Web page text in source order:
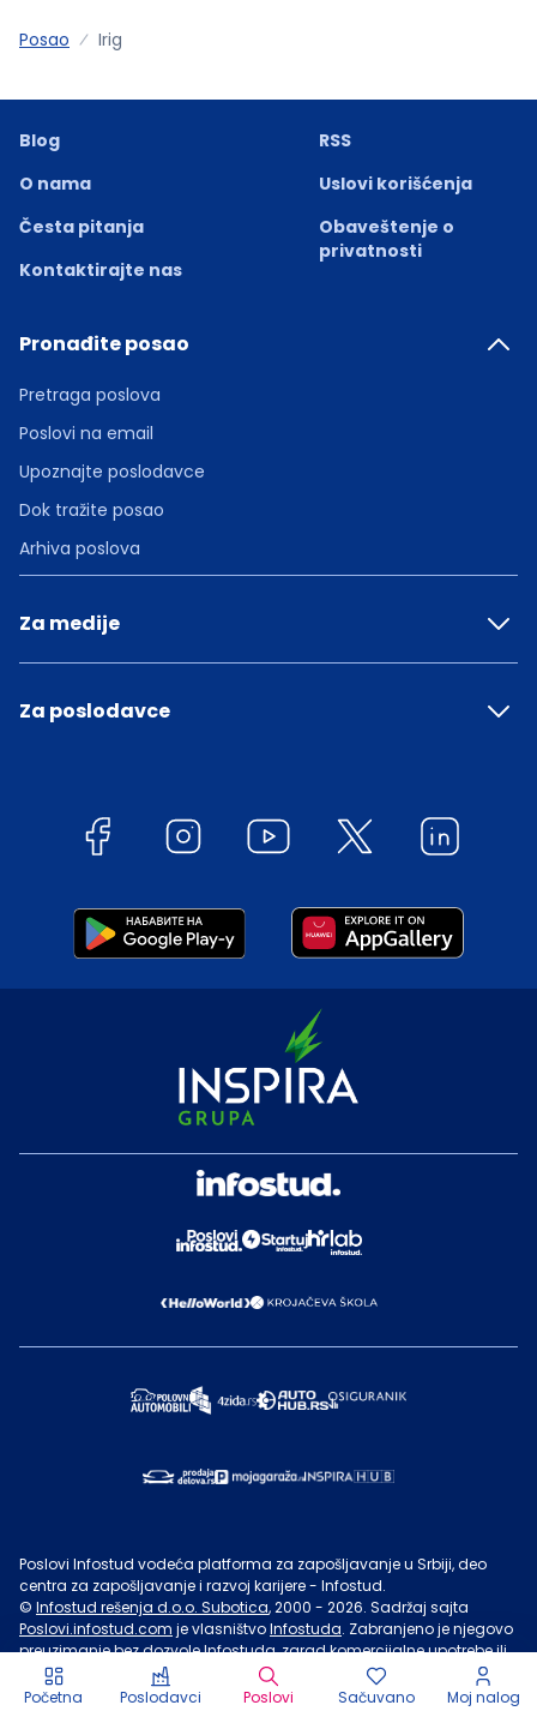
Posao Irig
Blog
O nama
Česta pitanja
Kontaktirajte nas
RSS
Uslovi korišćenja
Obaveštenje o
privatnosti
Pronađite posao
Pretraga poslova
Poslovi na email
Upoznajte poslodavce
Dok tražite posao
Arhiva poslova
Za medije
Za poslodavce
Poslovi Infostud vodeća platforma za zapošljavanje u Srbiji, deo
centra za zapošljavanje i razvoj karijere - Infostud.
© Infostud rešenja d.o.o. Subotica, 2000 - 2026. Sadržaj sajta
Poslovi.infostud.com je vlasništvoInfostuda. Zabranjeno je njegovo
preuzimanje bez dozvoleInfostuda, zarad komercijalne upotrebe ili
u druge svrhe, osim za lične potrebe posetilaca sajta.
korišćenja.
Početna Poslodavci Poslovi Sačuvano Moj nalog